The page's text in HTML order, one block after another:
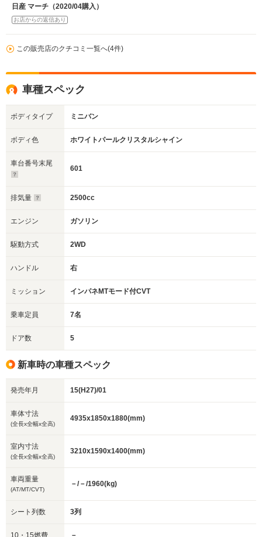
日産 マーチ（2020/04購入）
お店からの返信あり
この販売店のクチコミ一覧へ(4件)
車種スペック
ボディタイプ ミニバン
ボディ色 ホワイトパールクリスタルシャイン
車台番号末尾
601
排気量 2500cc
エンジン ガソリン
駆動方式 2WD
ハンドル 右
ミッション インパネMTモード付CVT
乗車定員 7名
ドア数 5
新車時の車種スペック
発売年月 15(H27)/01
車体寸法
(全長x全幅x全高)
4935x1850x1880(mm)
室内寸法
(全長x全幅x全高)
3210x1590x1400(mm)
車両重量
(AT/MT/CVT)
－/－/1960(kg)
シート列数 3列
10・15燃費 －